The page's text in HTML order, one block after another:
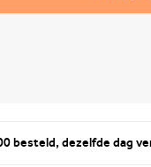
besteld, dezelfde dag